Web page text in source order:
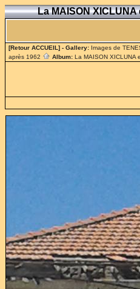
La MAISON
[Retour ACCUEIL] - Gallery: Images de
après 1962
Album: La MAISON XICLUNA